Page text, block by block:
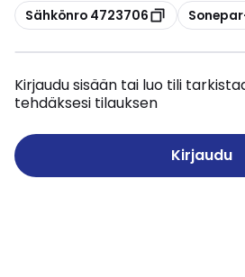
Kopioi
Sähkönro 4723706 Kopioi
Kirjaudu sisään tai luo tili
tehdäksesi tilauksen
Kirjaudu